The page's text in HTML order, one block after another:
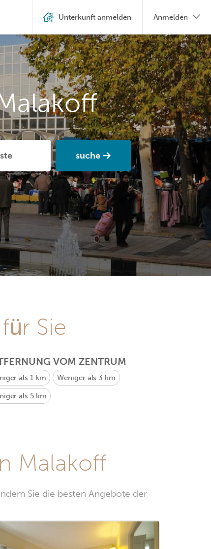
suche
Unterkunft anmelden Anmelden
Sie
VOM ZENTRUM
als 1 km Weniger als 3 km
als 5 km
Malakoff
Sie die besten Angebote der